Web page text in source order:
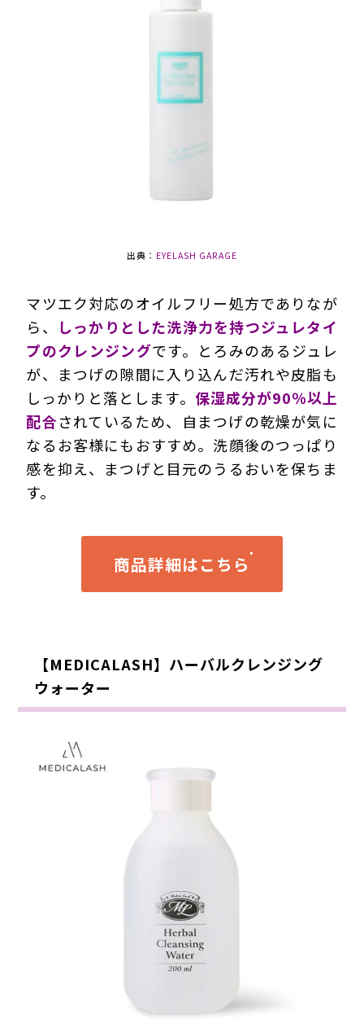
出典： EYELASH GARAGE
マツエク対応のオイルフリー処方でありなが
ら、
しっかりとした洗浄力を持つジュレタイ
プのクレンジングです。とろみのあるジュレ
が、まつげの隙間に入り込んだ汚れや皮脂も
しっかりと落とします。 保湿成分が90％以上
配合されているため、自まつげの乾燥が気に
なるお客様にもおすすめ。洗顔後のつっぱり
感を抑え、まつげと目元のうるおいを保ちま
す。
商品詳細はこちら
【MEDICALASH】ハーバルクレンジング
ウォーター